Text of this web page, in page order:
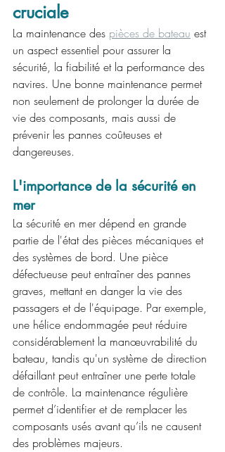
cruciale
La maintenance des pièces de bateau est
un aspect essentiel pour assurer la
sécurité, la fiabilité et la performance des
navires. Une bonne maintenance permet
non seulement de prolonger la durée de
vie des composants, mais aussi de
prévenir les pannes coûteuses et
dangereuses.
L'importance de la sécurité en
mer
La sécurité en mer dépend en grande
partie de l'état des pièces mécaniques et
des systèmes de bord. Une pièce
défectueuse peut entraîner des pannes
graves, mettant en danger la vie des
passagers et de l'équipage. Par exemple,
une hélice endommagée peut réduire
considérablement la manœuvrabilité du
bateau, tandis qu'un système de direction
défaillant peut entraîner une perte totale
de contrôle. La maintenance régulière
permet d’identifier et de remplacer les
composants usés avant qu’ils ne causent
des problèmes majeurs.